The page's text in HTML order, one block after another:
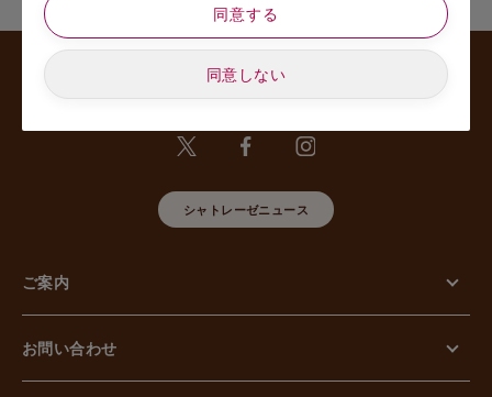
認させていただいたうえで、特別な理由のない限り合理的
な期間と範囲内で対応させていただきます。
5. 個人情報の安全管理のために講じた措置について
当社は外的環境を把握した上で個人情報の安全管理のため
【組織的安全管理措置】
組織体制の整備、個人情報の取扱いに係る規律に従った運
等事案に対応する体制の整備、取扱い状況の把握及び安全
管理措置の見直し等に関して、必要な措置を講じていま
期的な教育等を行っております。また、個人情報の秘密保
個人情報を取り扱う区域の管理、機器及び電子媒体等の盗
難等の防止、電子媒体等を持ち運ぶ場合の漏えい等の防
止、個人情報の削除及び機器、電子媒体等の廃棄に関し
同意する
同意しない
シャトレーゼニュース
ご案内
お問い合わせ